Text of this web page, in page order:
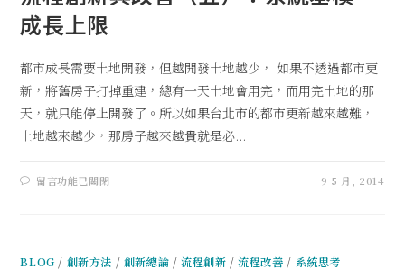
成長上限
都市成長需要土地開發，但越開發土地越少， 如果不透過都市更
新，將舊房子打掉重建，總有一天土地會用完，而用完土地的那
天，就只能停止開發了。所以如果台北市的都市更新越來越難，
土地越來越少，那房子越來越貴就是必...
留言功能已關閉 9 5 月, 2014
BLOG / 創新方法 / 創新總論 /流程創新 /流程改善 / 系統思考